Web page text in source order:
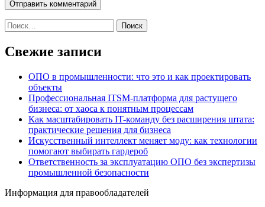
Найти:
Свежие записи
ОПО в промышленности: что это и как проектировать
объекты
Профессиональная ITSM-платформа для растущего
бизнеса: от хаоса к понятным процессам
Как масштабировать IT-команду без расширения штата:
практические решения для бизнеса
Искусственный интеллект меняет моду: как технологии
помогают выбирать гардероб
Ответственность за эксплуатацию ОПО без экспертизы
промышленной безопасности
Информация для правообладателей